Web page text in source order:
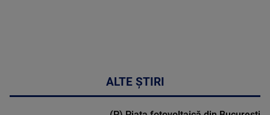
ALTE ȘTIRI